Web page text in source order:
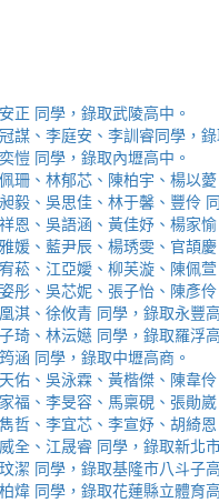
正 同學，錄取武陵高中。
謀、李庭安、李訓睿同學，
愷 同學，錄取內壢高中。
珊、林郁芯、陳柏宇、楊以
毅、吳思佳、林于馨、豐伶
恩、吳語涵、黃佳妤、楊家
媛、藍尹辰、楊琇雯、官頡
菘、江亞嬡、柳芙漩、陳佩
彤、吳芯妮、張子怡、陳彥
淇、徐攸青 同學，錄取永豐
琦、林沄嬨 同學，錄取羅浮
涵 同學，錄取中壢高商。
佑、吳泳霖、黃楷傑、陳韋
福、李旻容、馬稟硯、張勛
哲、李宜芯、李宣妤、胡綺
全、江晟睿 同學，錄取新北
潔 同學，錄取基隆市八斗子
煒 同學，錄取花蓮縣立體育